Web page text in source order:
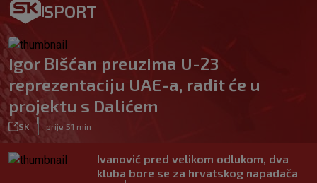
SPORT
Igor Bišćan preuzima U-23
reprezentaciju UAE-a, radit će u
projektu s Dalićem
SK prije 51 min
Ivanović pred velikom odlukom, dva
kluba bore se za hrvatskog napadača